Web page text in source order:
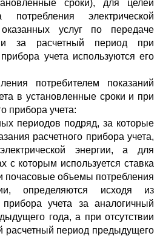
сроки), для целей
электрической
услуг по передаче
за расчетный период при
учета используются его
потребителем показаний
в установленные сроки и при
прибора учета:
периодов подряд, за которые
расчетного прибора учета,
энергии, а для
с которым используется ставка
почасовые объемы потребления
определяются исходя из
прибора учета за аналогичный
года, а при отсутствии
расчетный период предыдущего